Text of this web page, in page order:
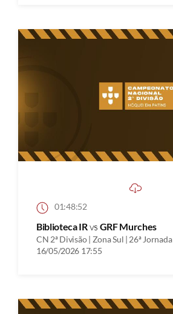
01:48:52
Biblioteca IRvs GRF Murches
CN 2ª Divisão | Zona Sul | 26ª Jornada
16/05/2026 17:55